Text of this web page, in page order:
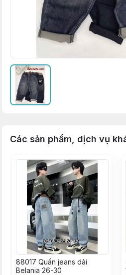
Các sản phẩm, dịch vụ
88017 Quần jeans dài
Belania 26-30